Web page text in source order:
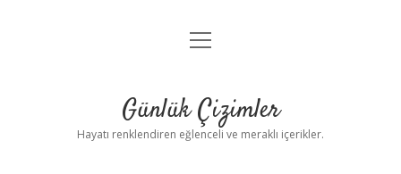
Anasayfa
Yasal Uyarı
menüyü
Günlük Çizimler
Hayatı renklendiren eğlenceli ve meraklı içerikler.